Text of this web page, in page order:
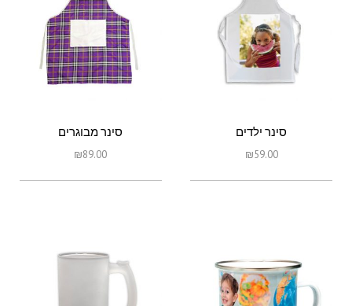
סינר ילדים
₪59.00
סינר מבוגרים
₪89.00